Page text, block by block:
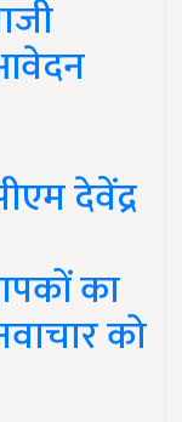
देवेंद्र
का
को